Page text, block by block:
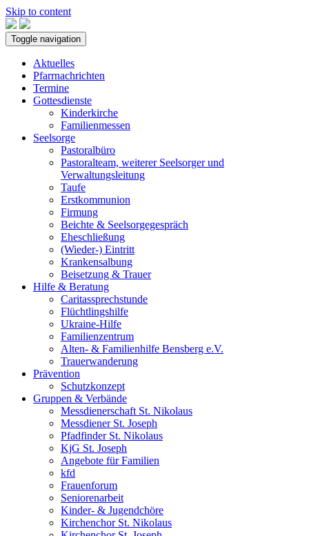
Skip to content
Toggle navigation
Aktuelles
Pfarrnachrichten
Termine
Gottesdienste
Kinderkirche
Familienmessen
Seelsorge
Pastoralbüro
Pastoralteam, weiterer Seelsorger und
Verwaltungsleitung
Taufe
Erstkommunion
Firmung
Beichte & Seelsorgegespräch
Eheschließung
(Wieder-) Eintritt
Krankensalbung
Beisetzung & Trauer
Hilfe & Beratung
Caritassprechstunde
Flüchtlingshilfe
Ukraine-Hilfe
Familienzentrum
Alten- & Familienhilfe Bensberg e.V.
Trauerwanderung
Prävention
Schutzkonzept
Gruppen & Verbände
Messdienerschaft St. Nikolaus
Messdiener St. Joseph
Pfadfinder St. Nikolaus
KjG St. Joseph
Angebote für Familien
kfd
Frauenforum
Seniorenarbeit
Kinder- & Jugendchöre
Kirchenchor St. Nikolaus